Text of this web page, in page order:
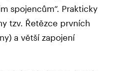
spojencům“. Prakticky
tzv. Řetězce prvních
a větší zapojení